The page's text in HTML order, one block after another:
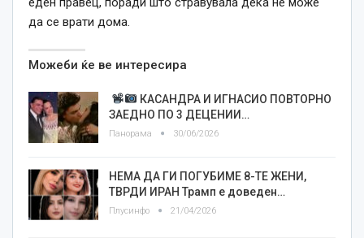
да се врати дома.
Можеби ќе ве интересира
КАСАНДРА И ИГНАСИО ПОВТОРНО
ЗАЕДНО ПО 3 ДЕЦЕНИИ…
Панорама 30/06/2026
НЕМА ДА ГИ ПОГУБИМЕ 8-ТЕ ЖЕНИ,
ТВРДИ ИРАН Трамп е доведен…
Плусинфо 21/04/2026